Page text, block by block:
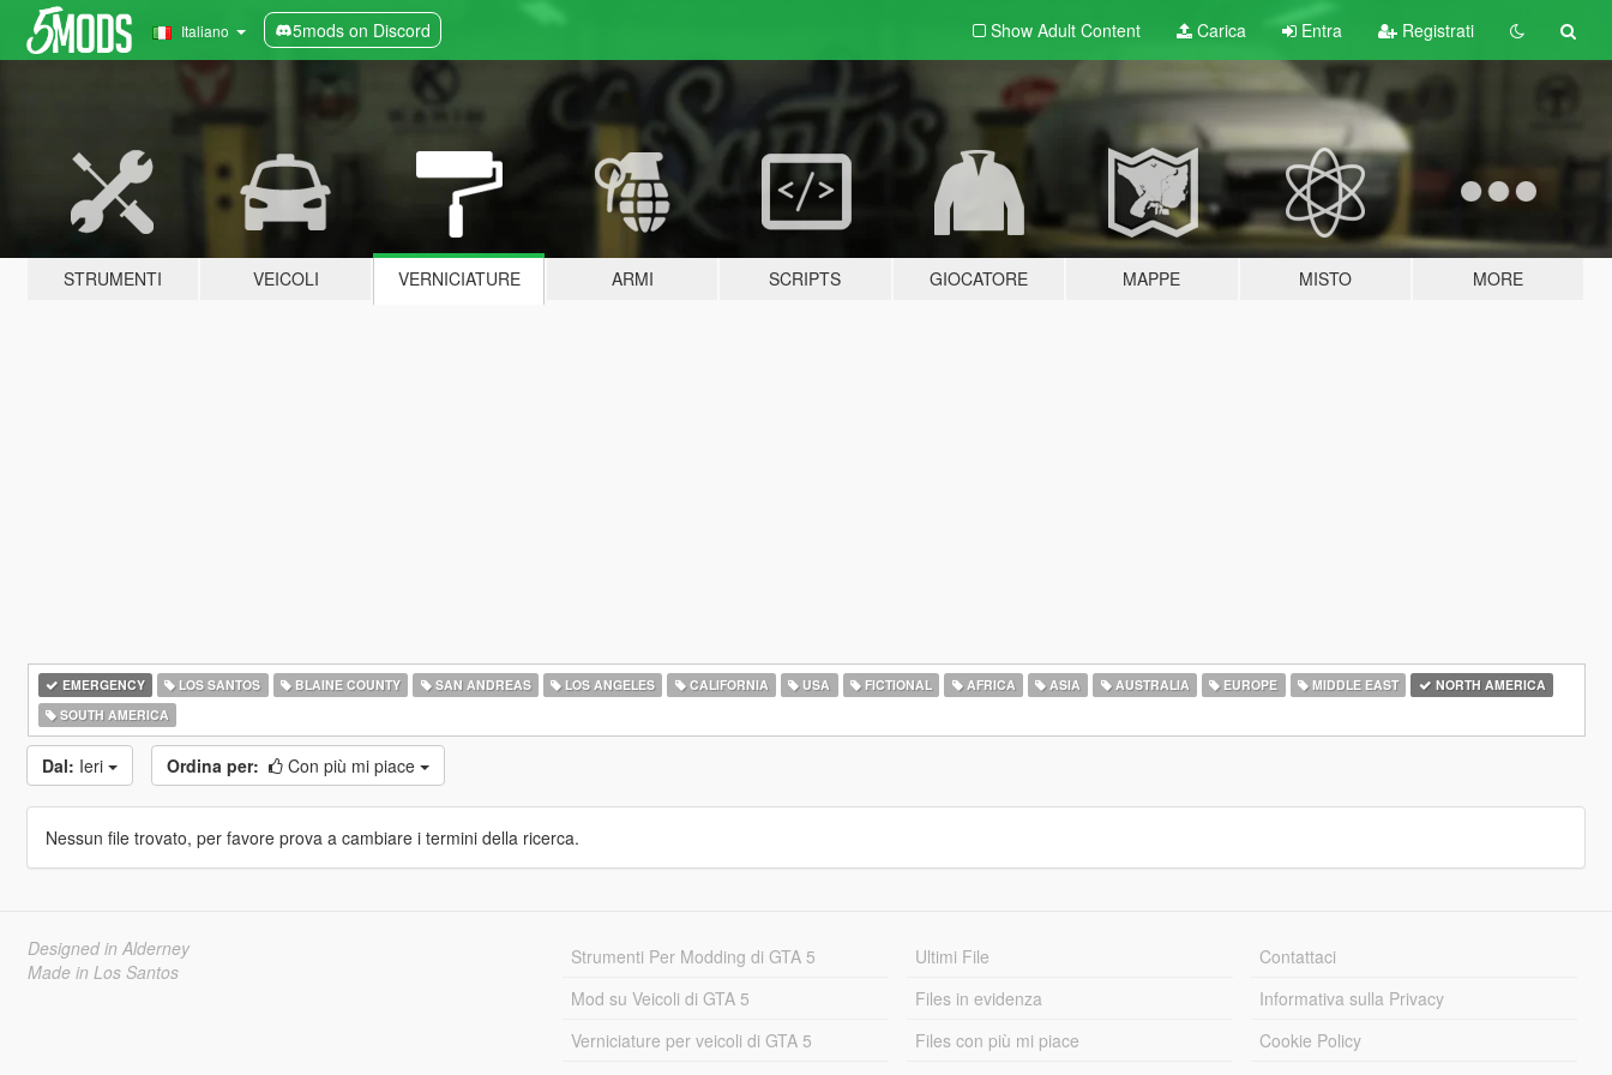
Italiano 5mods on Discord Show Adult Content Carica Entra Registrati
STRUMENTI VEICOLI VERNICIATURE ARMI SCRIPTS GIOCATORE MAPPE MISTO MORE
EMERGENCY LOS SANTOS BLAINE COUNTY SAN ANDREAS LOS ANGELES CALIFORNIA USA FICTIONAL AFRICA ASIA AUSTRALIA EUROPE MIDDLE EAST
NORTH AMERICA
SOUTH AMERICA
Dal: Ieri Ordina per: Con più mi piace
Nessun file trovato, per favore prova a cambiare i termini della ricerca.
Designed in Alderney
Made in Los Santos
Strumenti Per Modding di GTA 5
Mod su Veicoli di GTA 5
Verniciature per veicoli di GTA 5
Ultimi File
Files in evidenza
Files con più mi piace
Contattaci
Informativa sulla Privacy
Cookie Policy